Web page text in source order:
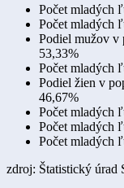
Počet mladých
Počet mladých
Podiel mužov
53,33%
Počet mladých
Podiel žien v
46,67%
Počet mladých
Počet mladých
Počet mladých
zdroj: Štatistický úrad